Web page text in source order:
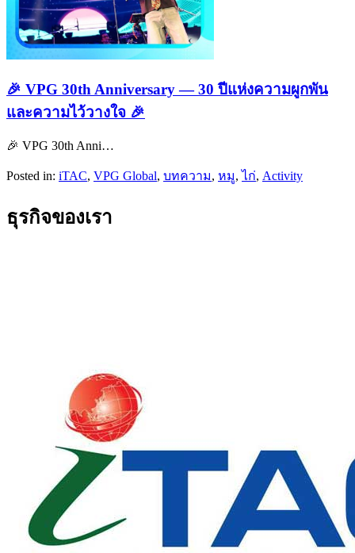
🎉 VPG 30th Anniversary — 30 ปีแห่งความผูกพัน
และความไว้วางใจ 🎉
🎉 VPG 30th Anni…
Posted in: iTAC, VPG​ Global​, บทความ, หมู,ไก่, Activity
ธุรกิจของเรา